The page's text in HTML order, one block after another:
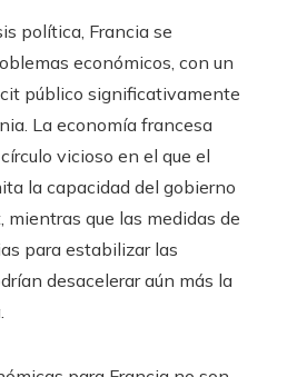
política, Francia se
económicos, con un
público significativamente
La economía francesa
vicioso en el que el
la capacidad del gobierno
mientras que las medidas de
para estabilizar las
desacelerar aún más la